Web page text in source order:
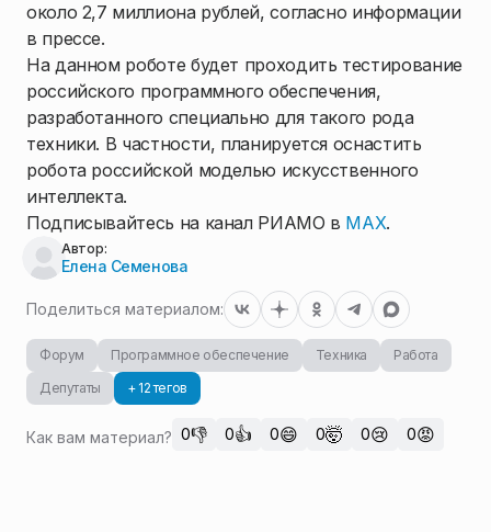
около 2,7 миллиона рублей, согласно информации
в прессе.
На данном роботе будет проходить тестирование
российского программного обеспечения,
разработанного специально для такого рода
техники. В частности, планируется оснастить
робота российской моделью искусственного
интеллекта.
Подписывайтесь на канал РИАМО в MAX.
Автор:
Елена Семенова
Поделиться материалом:
Форум Программное обеспечение Техника
Работа
Депутаты
+ 12 тегов
Как вам материал? 0👎 0👍 0😄 0🤯 0😢 0😡